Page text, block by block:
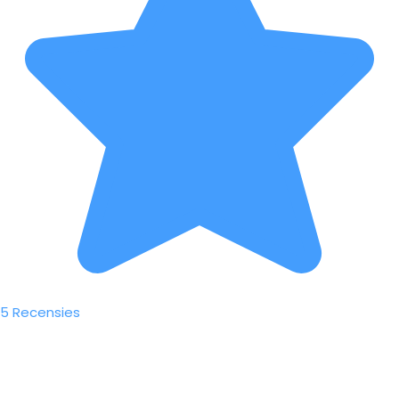
5 Recensies